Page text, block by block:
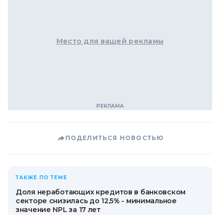
Место для вашей рекламы
ПОДЕЛИТЬСЯ НОВОСТЬЮ
ТАКЖЕ ПО ТЕМЕ
Доля неработающих кредитов в банковском
секторе снизилась до 12,5% - минимальное
значение NPL за 17 лет